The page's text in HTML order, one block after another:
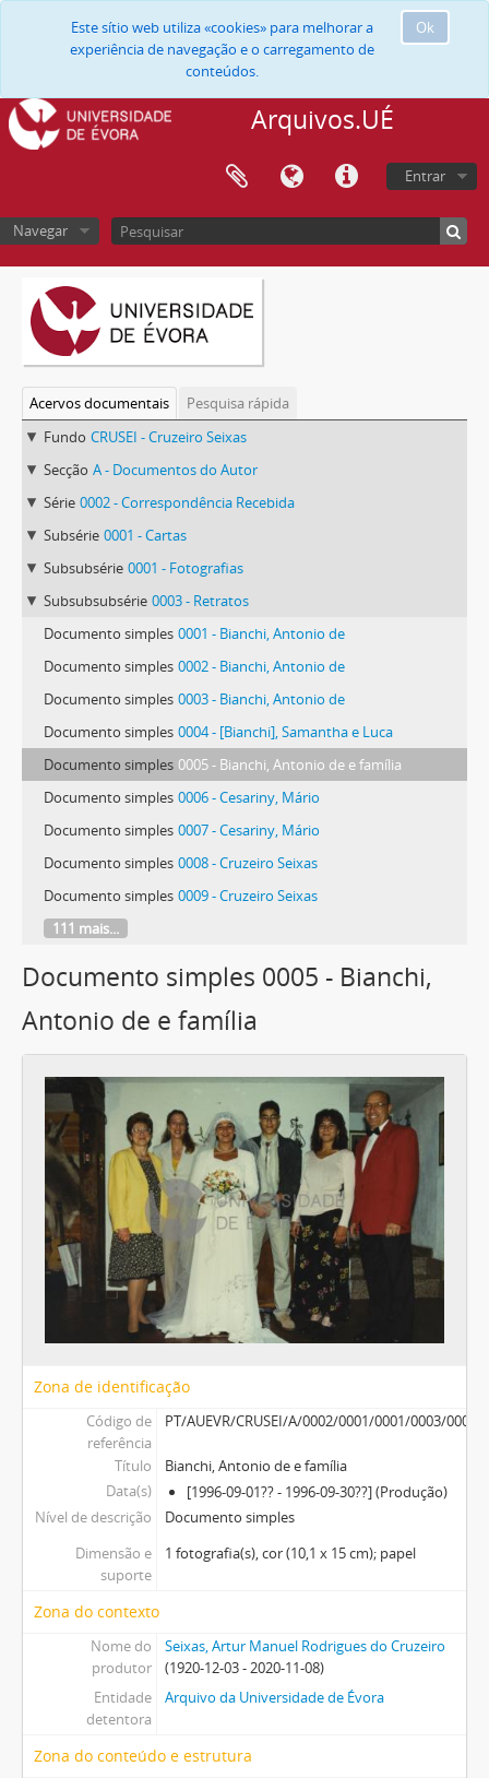
Ok
Este sítio web utiliza «cookies» para melhorar a
experiência de navegação e o carregamento de
conteúdos.
Arquivos.UÉ
Entrar
Navegar
Acervos documentais
Pesquisa rápida
Fundo CRUSEI - Cruzeiro Seixas
Secção A - Documentos do Autor
Série 0002 - Correspondência Recebida
Subsérie 0001 - Cartas
Subsubsérie 0001 - Fotografias
Subsubsubsérie 0003 - Retratos
Documento simples 0001 - Bianchi, Antonio de
Documento simples 0002 - Bianchi, Antonio de
Documento simples 0003 - Bianchi, Antonio de
Documento simples 0004 - [Bianchi], Samantha e Luca
Documento simples 0005 - Bianchi, Antonio de e família
Documento simples 0006 - Cesariny, Mário
Documento simples 0007 - Cesariny, Mário
Documento simples 0008 - Cruzeiro Seixas
Documento simples 0009 - Cruzeiro Seixas
111 mais...
Documento simples 0005 - Bianchi,
Antonio de e família
Zona de identificação
Código de
referência
PT/AUEVR/CRUSEI/A/0002/0001/0001/0003/0005
Título
Bianchi, Antonio de e família
Data(s)
[1996-09-01?? - 1996-09-30??] (Produção)
Nível de descrição
Documento simples
Dimensão e
suporte
1 fotografia(s), cor (10,1 x 15 cm); papel
Zona do contexto
Nome do
produtor
Seixas, Artur Manuel Rodrigues do Cruzeiro
(1920-12-03 - 2020-11-08)
Entidade
detentora
Arquivo da Universidade de Évora
Zona do conteúdo e estrutura